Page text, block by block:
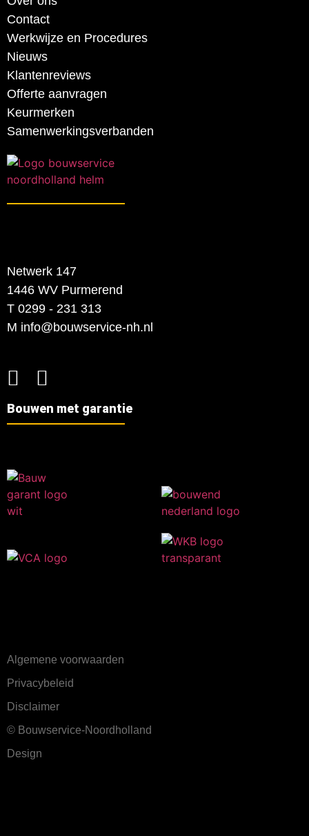
Contact
Werkwijze en Procedures
Nieuws
Klantenreviews
Offerte aanvragen
Keurmerken
Samenwerkingsverbanden
Netwerk 147
1446 WV Purmerend
T 0299 - 231 313
M info@bouwservice-nh.nl
Bouwen met garantie
Algemene voorwaarden
Privacybeleid
Disclaimer
© Bouwservice-Noordholland
Design